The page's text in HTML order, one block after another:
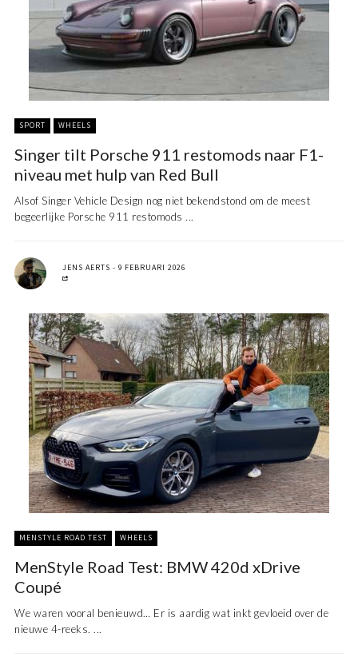
SPORT WHEELS
Singer tilt Porsche 911 restomods naar F1-
niveau met hulp van Red Bull
Alsof Singer Vehicle Design nog niet bekendstond om de meest
begeerlijke Porsche 911 restomods ...
JENS AERTS 9 FEBRUARI 2026
MENSTYLE ROAD TEST WHEELS
MenStyle Road Test: BMW 420d xDrive
Coupé
We waren vooral benieuwd… Er is aardig wat inkt gevloeid over de
nieuwe 4-reeks. ...